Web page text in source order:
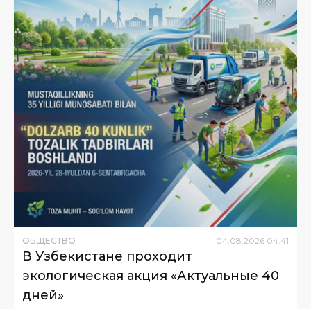
ОБЩЕСТВО 04.08.2026 04:41
В Узбекистане проходит
экологическая акция «Актуальные 40
дней»